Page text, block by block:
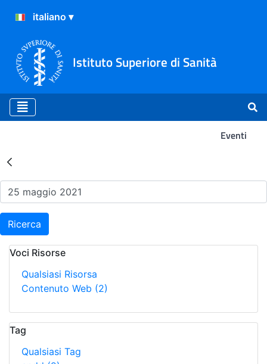
Istituto Superiore di Sanità
Eventi
Risultati della Ricerca -
Ricerca
Voci Risorse
Qualsiasi Risorsa
Contenuto Web (2)
Tag
Qualsiasi Tag